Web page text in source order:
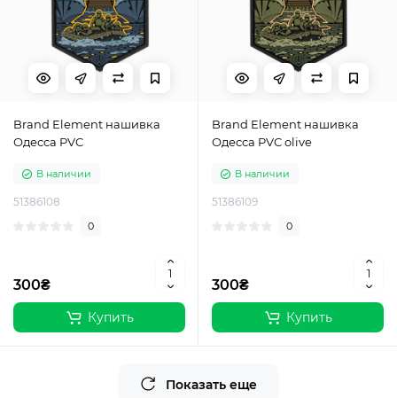
Brand Element нашивка
Одесса PVC
В наличии
51386108
0
300₴
Купить
Brand Element нашивка
Одесса PVC olive
В наличии
51386109
0
300₴
Купить
Показать еще